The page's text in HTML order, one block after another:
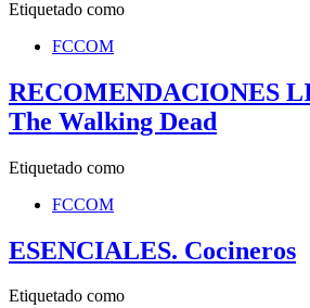
Etiquetado como
FCCOM
RECOMENDACIONES
The Walking Dead
Etiquetado como
FCCOM
ESENCIALES. Cocineros
Etiquetado como